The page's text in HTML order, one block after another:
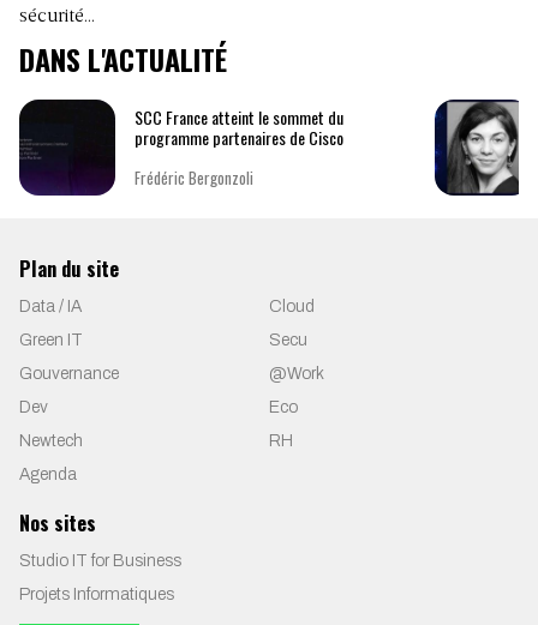
sécurité…
DANS L'ACTUALITÉ
SCC France atteint le sommet du
programme partenaires de Cisco
Frédéric Bergonzoli
Plan du site
Data / IA
Cloud
Green IT
Secu
Gouvernance
@Work
Dev
Eco
Newtech
RH
Agenda
Nos sites
Studio IT for Business
Projets Informatiques